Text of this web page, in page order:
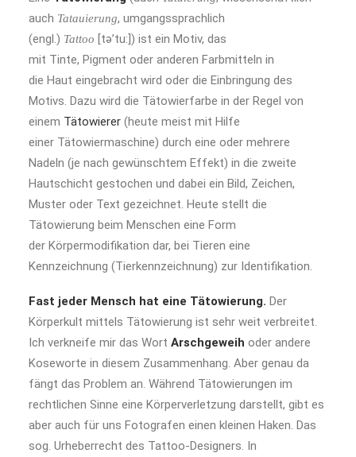
auch Tatauierung, umgangssprachlich
(engl.) Tattoo [tə’tu:]) ist ein Motiv, das
mit Tinte, Pigment oder anderen Farbmitteln in
die Haut eingebracht wird oder die Einbringung des
Motivs. Dazu wird die Tätowierfarbe in der Regel von
einem Tätowierer (heute meist mit Hilfe
einer Tätowiermaschine) durch eine oder mehrere
Nadeln (je nach gewünschtem Effekt) in die zweite
Hautschicht gestochen und dabei ein Bild, Zeichen,
Muster oder Text gezeichnet. Heute stellt die
Tätowierung beim Menschen eine Form
der Körpermodifikation dar, bei Tieren eine
Kennzeichnung (Tierkennzeichnung) zur Identifikation.
Fast jeder Mensch hat eine Tätowierung. Der
Körperkult mittels Tätowierung ist sehr weit verbreitet.
Ich verkneife mir das Wort Arschgeweih oder andere
Koseworte in diesem Zusammenhang. Aber genau da
fängt das Problem an. Während Tätowierungen im
rechtlichen Sinne eine Körperverletzung darstellt, gibt es
aber auch für uns Fotografen einen kleinen Haken. Das
sog. Urheberrecht des Tattoo-Designers. In